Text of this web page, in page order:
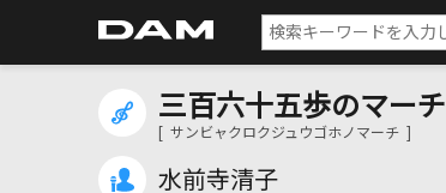
三百六十五歩のマーチ
[ サンビャクロクジュウゴホノマーチ ]
水前寺清子